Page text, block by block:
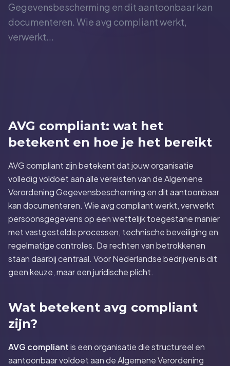
Gegevensbescherming en dit aantoonbaar kan
documenteren. Wie avg compliant werkt,
verwerkt...
AVG compliant: wat het
betekent en hoe je het bereikt
AVG compliant zijn betekent dat jouw organisatie
volledig voldoet aan alle vereisten van de Algemene
Verordening Gegevensbescherming en dit aantoonbaar
kan documenteren. Wie avg compliant werkt, verwerkt
persoonsgegevens op een wettelijk toegestane manier
met vastgestelde processen, technische beveiliging en
regelmatige controles. De rechten van betrokkenen
staan daarbij centraal. Voor Nederlandse bedrijven is dit
geen keuze, maar een juridische plicht.
Wat betekent avg compliant
zijn?
AVG compliantis een organisatie die structureel en
aantoonbaar voldoet aan de Algemene Verordening